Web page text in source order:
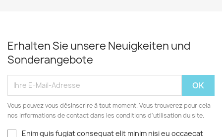
Erhalten Sie unsere Neuigkeiten und
Sonderangebote
Vous pouvez vous désinscrire à tout moment. Vous trouverez pour cela
nos informations de contact dans les conditions d'utilisation du site.
Enim quis fugiat consequat elit minim nisi eu occaecat